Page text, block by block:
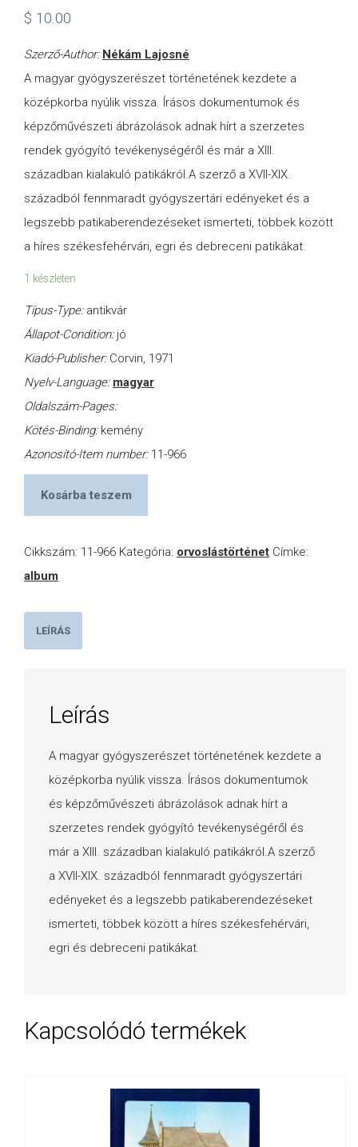
$ 10.00
Szerző-Author: Nékám Lajosné
A magyar gyógyszerészet történetének kezdete a
középkorba nyúlik vissza. Írásos dokumentumok és
képzőművészeti ábrázolások adnak hírt a szerzetes
rendek gyógyító tevékenységéről és már a XIII.
században kialakuló patikákról.A szerző a XVII-XIX.
századból fennmaradt gyógyszertári edényeket és a
legszebb patikaberendezéseket ismerteti, többek között
a híres székesfehérvári, egri és debreceni patikákat.
1 készleten
Típus-Type: antikvár
Állapot-Condition: jó
Kiadó-Publisher: Corvin, 1971
Nyelv-Language: magyar
Oldalszám-Pages:
Kötés-Binding: kemény
Azonosító-Item number: 11-966
Kosárba teszem
Cikkszám: 11-966 Kategória: orvoslástörténet Címke:
album
LEÍRÁS
Leírás
A magyar gyógyszerészet történetének kezdete a
középkorba nyúlik vissza. Írásos dokumentumok
és képzőművészeti ábrázolások adnak hírt a
szerzetes rendek gyógyító tevékenységéről és
már a XIII. században kialakuló patikákról.A szerző
a XVII-XIX. századból fennmaradt gyógyszertári
edényeket és a legszebb patikaberendezéseket
ismerteti, többek között a híres székesfehérvári,
egri és debreceni patikákat.
Kapcsolódó termékek